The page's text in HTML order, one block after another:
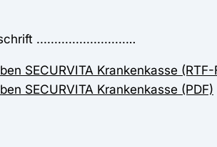
.........................…
SECURVITA Krankenkasse
SECURVITA Krankenkasse (PDF)